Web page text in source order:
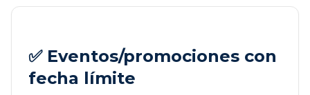
✅ Eventos/promociones con
fecha límite